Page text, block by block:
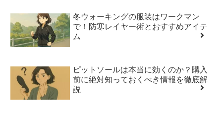
冬ウォーキングの服装はワークマン
で！防寒レイヤー術とおすすめアイテ
ム
ピットソールは本当に効くのか？購入
前に絶対知っておくべき情報を徹底解
説